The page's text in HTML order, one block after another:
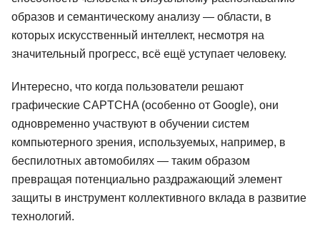
образов и семантическому анализу — области, в
которых искусственный интеллект, несмотря на
значительный прогресс, всё ещё уступает человеку.
Интересно, что когда пользователи решают
графические CAPTCHA (особенно от Google), они
одновременно участвуют в обучении систем
компьютерного зрения, используемых, например, в
беспилотных автомобилях — таким образом
превращая потенциально раздражающий элемент
защиты в инструмент коллективного вклада в развитие
технологий.